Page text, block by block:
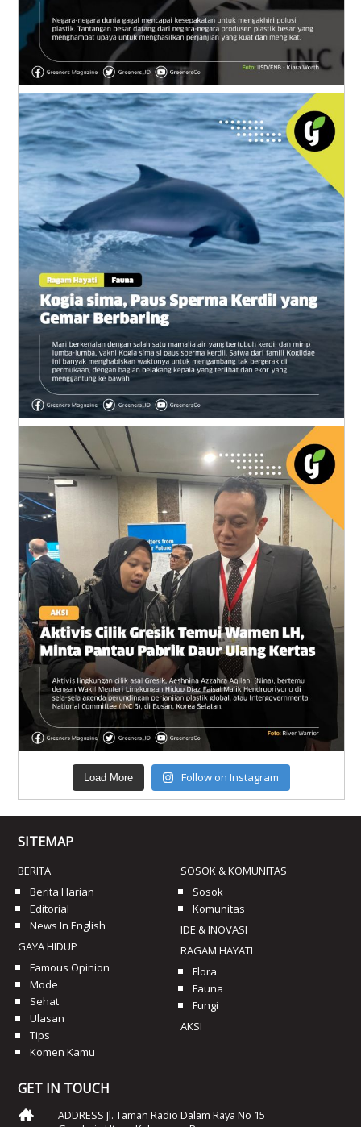
Load More Follow on Instagram
SITEMAP
BERITA
Berita Harian
Editorial
News In English
GAYA HIDUP
Famous Opinion
Mode
Sehat
Ulasan
Tips
Komen Kamu
SOSOK & KOMUNITAS
Sosok
Komunitas
IDE & INOVASI
RAGAM HAYATI
Flora
Fauna
Fungi
AKSI
GET IN TOUCH
ADDRESS Jl. Taman Radio Dalam Raya No 15